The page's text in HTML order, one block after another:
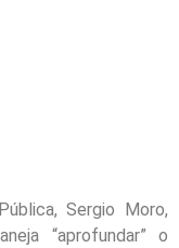
Sergio Moro,
“aprofundar” o